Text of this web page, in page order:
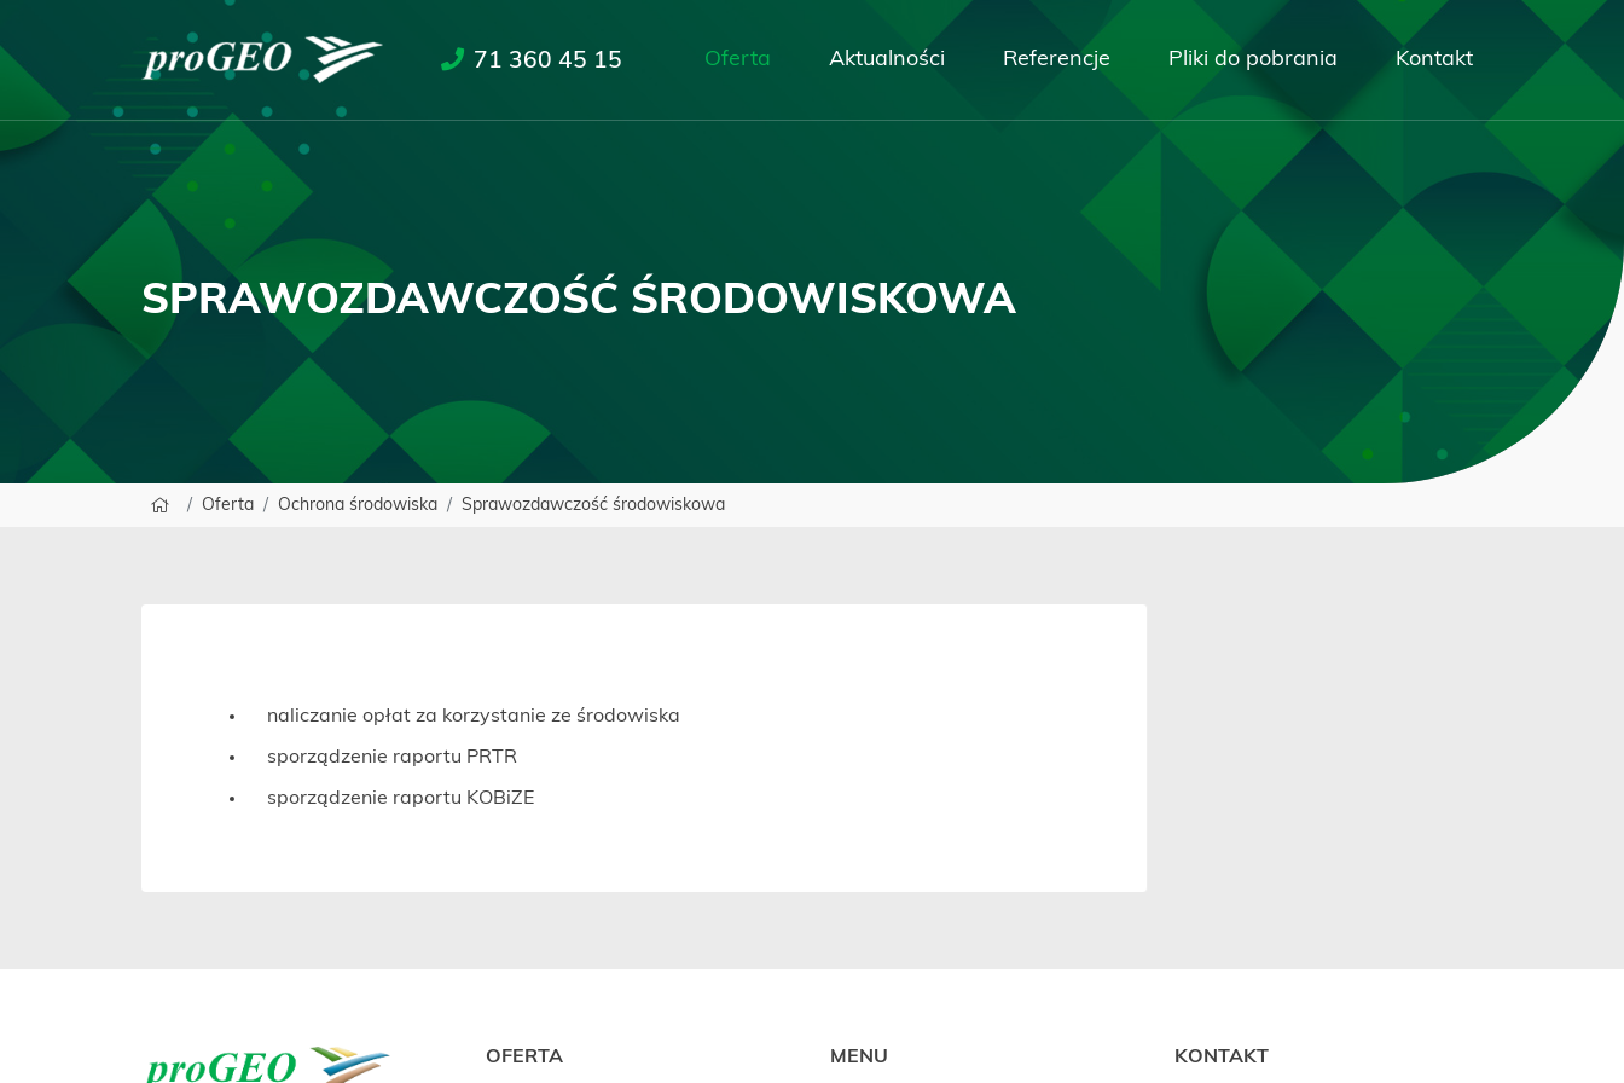
71 360 45 15 Oferta Aktualności Referencje Pliki do pobrania Kontakt
SPRAWOZDAWCZOŚĆ ŚRODOWISKOWA
Oferta Ochrona środowiska Sprawozdawczość środowiskowa
naliczanie opłat za korzystanie ze środowiska
sporządzenie raportu PRTR
sporządzenie raportu KOBiZE
OFERTA MENU KONTAKT